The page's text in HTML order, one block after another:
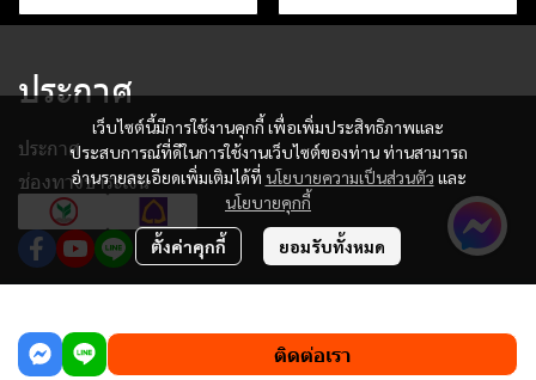
ติดต่อเรา
เว็บไซต์นี้มีการใช้งานคุกกี้ เพื่อเพิ่มประสิทธิภาพและ
ประสบการณ์ที่ดีในการใช้งานเว็บไซต์ของท่าน ท่านสามารถ
อ่านรายละเอียดเพิ่มเติมได้ที่ นโยบายความเป็นส่วนตัว และ
นโยบายคุกกี้
ตั้งค่าคุกกี้ ยอมรับทั้งหมด
ประกาศ
ประกาศ
ช่องทางชำระเงิน
ผู้เข้าชมวันนี้588